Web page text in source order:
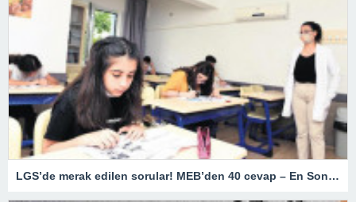
LGS’de merak edilen sorular! MEB’den 40 cevap – En Son Haberler